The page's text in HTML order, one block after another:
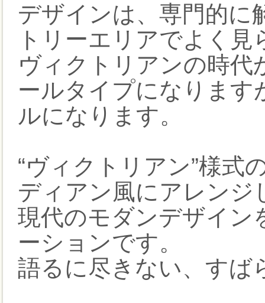
デザインは、専門的に
トリーエリアでよく見
ヴィクトリアンの時
ールタイプになります
ルになります。
“ヴィクトリアン”様式
ディアン風にアレンジ
現代のモダンデザイン
ーションです。
語るに尽きない、すば